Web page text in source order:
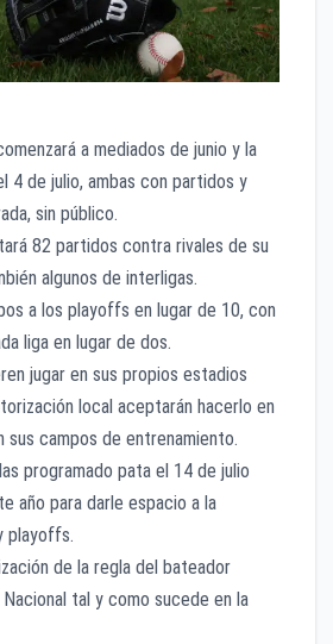
a mediados de junio y la
4 de julio, ambas con partidos y
sin público.
82 partidos contra rivales de su
algunos de interligas.
a los playoffs en lugar de 10, con
liga en lugar de dos.
jugar en sus propios estadios
local aceptarán hacerlo en
sus campos de entrenamiento.
programado pata el 14 de julio
año para darle espacio a la
playoffs.
de la regla del bateador
tal y como sucede en la